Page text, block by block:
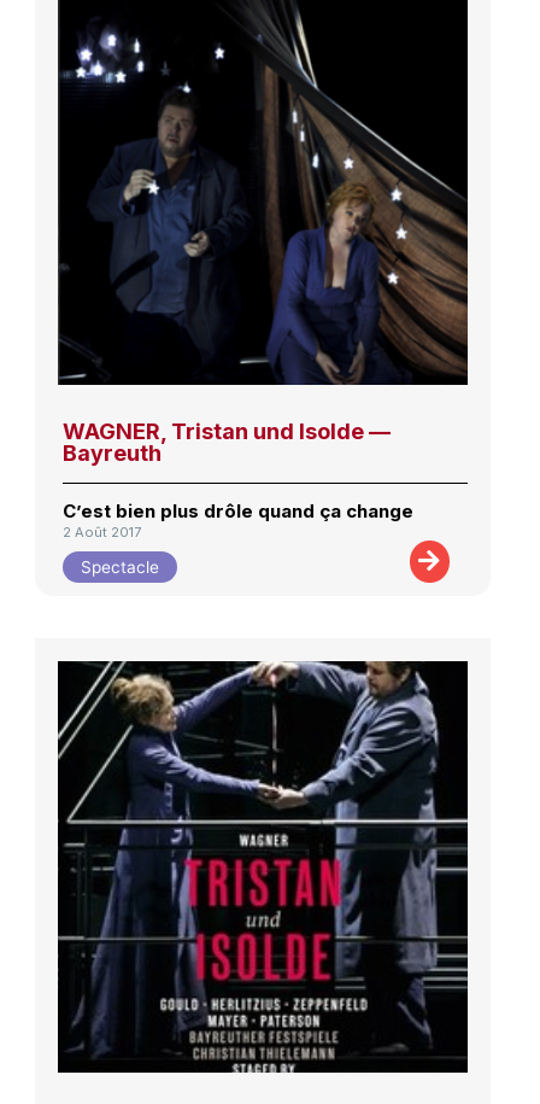
WAGNER, Tristan und Isolde —
Bayreuth
C’est bien plus drôle quand ça change
2 Août 2017
Spectacle